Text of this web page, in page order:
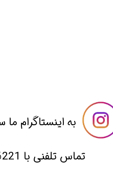
​​به اینستاگرام ما
​تماس تلفنی با 09014836221 از ساعت 12 تا 15 روزهای غیر تعطیل